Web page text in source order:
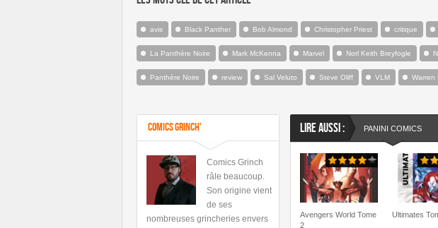
avis Black Panther Bob Almond Christopher Priest critique
La Panthère Noire Mark McKenna Marvel Norl Keith Breyfogle
Panthère Noire review Sal Veluto Steve Oliff VLM Warren
Comics Grinch'
Comics Grinch
râle beaucoup.
Son origine vient
de ses
nombreuses grincheries envers
LIRE AUSSI : PANINI COMICS
Avengers World Tome
2
Ultimates